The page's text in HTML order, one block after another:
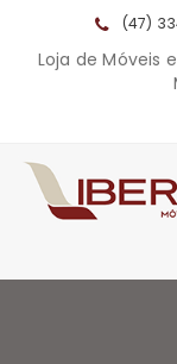
(47)
Loja de Móveis